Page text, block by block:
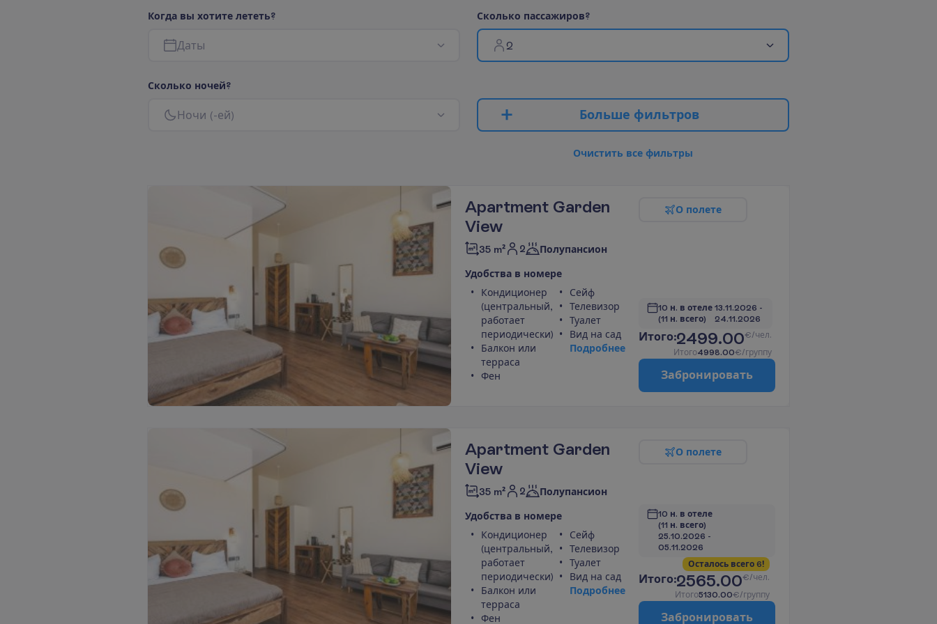
Когда вы хотите лететь?
Даты
Сколько пассажиров?
2
Сколько ночей?
Ночи (-ей) Больше фильтров
Очистить все фильтры
Apartment Garden
View
35 m² 2 Полупансион
Удобства в номере
Кондиционер
(центральный,
работает
периодически)
Балкон или
терраса
Фен
Сейф
Телевизор
Туалет
Вид на сад
Подробнее
10 н. в отеле
(11 н. всего)
13.11.2026 -
24.11.2026
Итого:2499.00€/чел.
Итого4998.00€/группу
О полете
Забронировать
Apartment Garden
View
35 m² 2 Полупансион
Удобства в номере
Кондиционер
(центральный,
работает
периодически)
Балкон или
терраса
Фен
Сейф
Телевизор
Туалет
Вид на сад
Подробнее
10 н. в отеле
(11 н. всего)
25.10.2026 -
05.11.2026
Осталось всего 6!
Итого:2565.00€/чел.
Итого5130.00€/группу
О полете
Забронировать